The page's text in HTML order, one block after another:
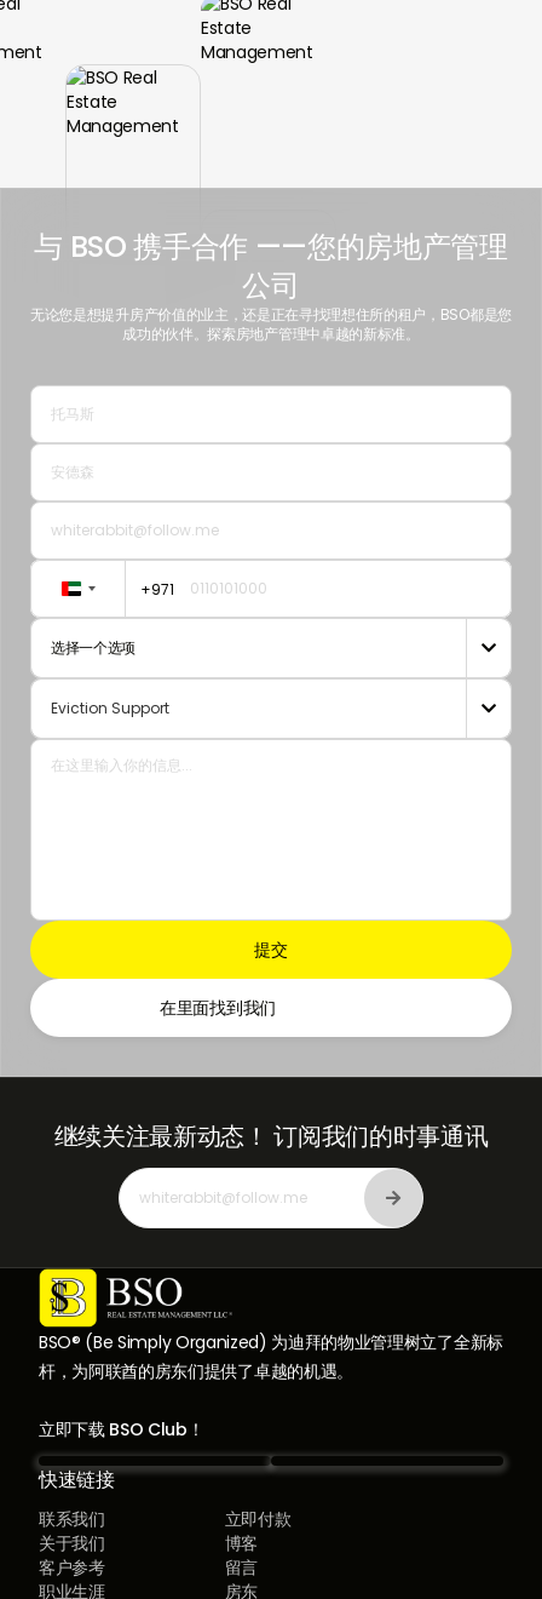
与 BSO 携手合作 ——您的房地产管理
公司
无论您是想提升房产价值的业主，还是正在寻找理想住所的租户，BSO都是您
成功的伙伴。探索房地产管理中卓越的新标准。
United
Arab
Emirates
+971
+971
选择一个选项 

在里面找到我们
BSO® (Be Simply Organized) 为迪拜的物业管理树立了全新标
杆，为阿联酋的房东们提供了卓越的机遇。
立即下载 BSO Club！
快速链接
联系我们
立即付款
关于我们
博客
客户参考
留言
职业生涯
房东
继续关注最新动态！ 订阅我们的时事通讯